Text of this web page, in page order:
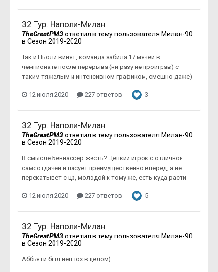
32 Тур. Наполи-Милан
TheGreatPM3ответил в тему пользователя Милан-90
в Сезон 2019-2020
Так и Пьоли винят, команда забила 17 мячей в
чемпионате после перерыва (ни разу не проиграв) с
таким тяжелым и интенсивном графиком, смешно даже)
12 июля 2020 227 ответов 3
32 Тур. Наполи-Милан
TheGreatPM3ответил в тему пользователя Милан-90
в Сезон 2019-2020
В смысле Беннассер жесть? Цепкий игрок с отличной
самоотдачей и пасует преимущественно вперед, а не
перекатывет с цз, молодой к тому же, есть куда расти
12 июля 2020 227 ответов 5
32 Тур. Наполи-Милан
TheGreatPM3ответил в тему пользователя Милан-90
в Сезон 2019-2020
Аббьяти был неплох в целом)